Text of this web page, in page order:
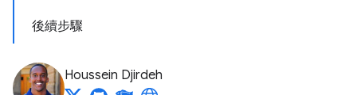
後續步驟
Houssein Djirdeh